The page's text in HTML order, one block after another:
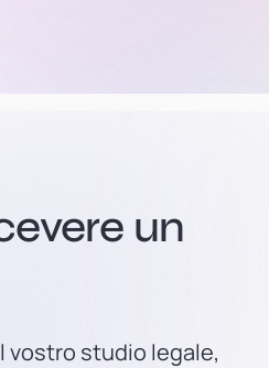
un
vostro studio legale,